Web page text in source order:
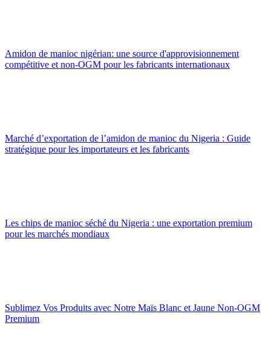
Amidon de manioc nigérian: une source d'approvisionnement
compétitive et non-OGM pour les fabricants internationaux
Marché d’exportation de l’amidon de manioc du Nigeria : Guide
stratégique pour les importateurs et les fabricants
Les chips de manioc séché du Nigeria : une exportation premium
pour les marchés mondiaux
Sublimez Vos Produits avec Notre Maïs Blanc et Jaune Non-OGM
Premium